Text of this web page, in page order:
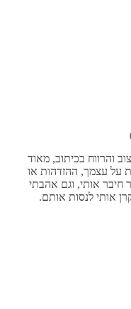
והרווח בכיתוב, מאוד
על עצמך, ההזדהות או
חיבר אותי, וגם אהבתי
אותי לנסות אותם.